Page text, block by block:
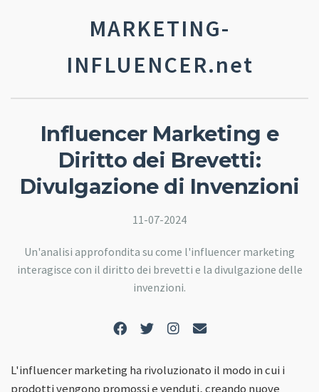
MARKETING-
INFLUENCER.net
Influencer Marketing e
Diritto dei Brevetti:
Divulgazione di Invenzioni
11-07-2024
Un'analisi approfondita su come l'influencer marketing
interagisce con il diritto dei brevetti e la divulgazione delle
invenzioni.
L'influencer marketing ha rivoluzionato il modo in cui i
prodotti vengono promossi e venduti, creando nuove